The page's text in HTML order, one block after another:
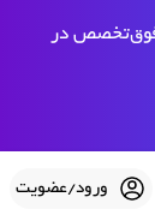
فوق‌تخصص در
ورود/عضویت